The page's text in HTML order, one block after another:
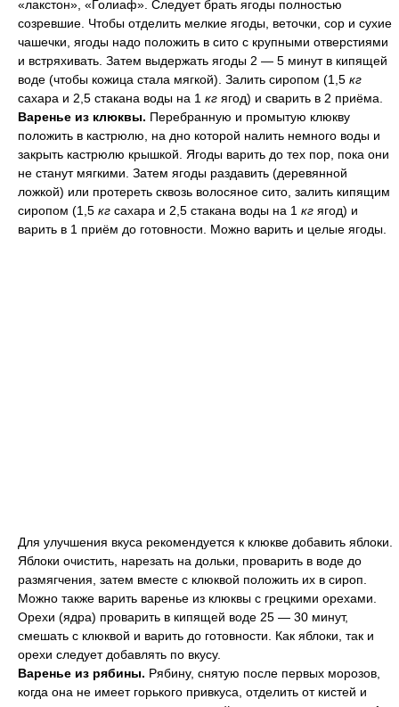
«лакстон», «Голиаф». Следует брать ягоды полностью
созревшие. Чтобы отделить мелкие ягоды, веточки, сор и сухие
чашечки, ягоды надо положить в сито с крупными отверстиями
и встряхивать. Затем выдержать ягоды 2 — 5 минут в кипящей
воде (чтобы кожица стала мягкой). Залить сиропом (1,5 кг
сахара и 2,5 стакана воды на 1 кг ягод) и сварить в 2 приёма.
Варенье из клюквы. Перебранную и промытую клюкву
положить в кастрюлю, на дно которой налить немного воды и
закрыть кастрюлю крышкой. Ягоды варить до тех пор, пока они
не станут мягкими. Затем ягоды раздавить (деревянной
ложкой) или протереть сквозь волосяное сито, залить кипящим
сиропом (1,5 кг сахара и 2,5 стакана воды на 1 кг ягод) и
варить в 1 приём до готовности. Можно варить и целые ягоды.
Для улучшения вкуса рекомендуется к клюкве добавить яблоки.
Яблоки очистить, нарезать на дольки, проварить в воде до
размягчения, затем вместе с клюквой положить их в сироп.
Можно также варить варенье из клюквы с грецкими орехами.
Орехи (ядра) проварить в кипящей воде 25 — 30 минут,
смешать с клюквой и варить до готовности. Как яблоки, так и
орехи следует добавлять по вкусу.
Варенье из рябины. Рябину, снятую после первых морозов,
когда она не имеет горького привкуса, отделить от кистей и